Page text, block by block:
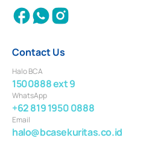
Contact Us
Halo BCA
1500888 ext 9
WhatsApp
+62 819 1950 0888
Email
halo@bcasekuritas.co.id